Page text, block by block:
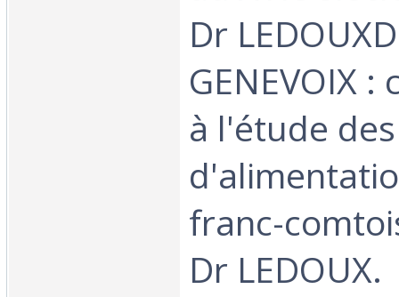
Dr
GENEVOIX
à l'étude
franc-
Dr LEDOUX. ‎